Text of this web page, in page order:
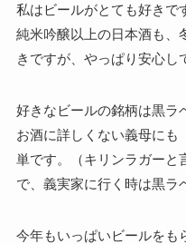
私はビールがとても好きで
純米吟醸以上の日本酒も、
きですが、やっぱり安心し
好きなビールの銘柄は黒ラ
お酒に詳しくない義母に
単です。（キリンラガーと
で、義実家に行く時は黒ラ
今年もいっぱいビールをも